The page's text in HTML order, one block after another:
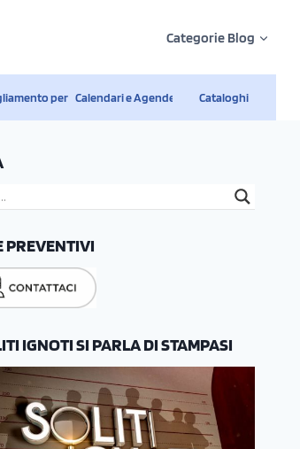
Categorie Blog
personalizzato
Calendari e Agende Cataloghi
PREVENTIVI
IGNOTI SI PARLA DI STAMPASI